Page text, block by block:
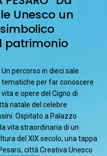
Unesco un
patrimonio
Un percorso in dieci sale
tematiche per far conoscere
vita e opere del Cigno di
natale del celebre
Ospitato a Palazzo
vita straordinaria di un
del XIX secolo, una tappa
città Creativa Unesco